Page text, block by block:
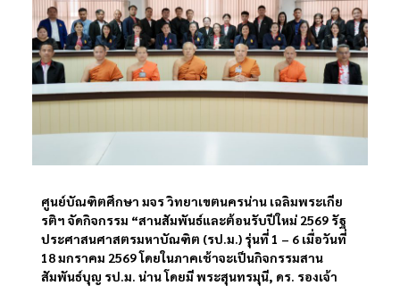
ศูนย์บัณฑิตศึกษา มจร วิทยาเขตนครน่าน เฉลิมพระเกีย
รติฯ จัดกิจกรรม “สานสัมพันธ์และต้อนรับปีใหม่ 2569 รัฐ
ประศาสนศาสตรมหาบัณฑิต (รป.ม.) รุ่นที่ 1 – 6 เมื่อวันที่
18 มกราคม 2569 โดยในภาคเช้าจะเป็นกิจกรรมสาน
สัมพันธ์บุญ รป.ม. น่าน โดยมี พระสุนทรมุนี, ดร. รองเจ้า